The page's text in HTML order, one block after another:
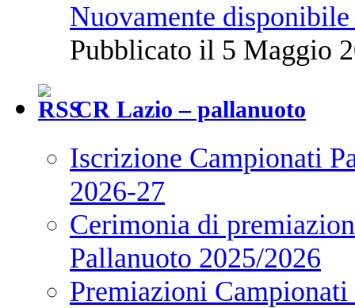
Nuovamente
Pubblicato il 5 Maggio
CR Lazio – pallanuoto
Iscrizione Campionati
2026-27
Cerimonia di
Pallanuoto 2025/2026
Premiazioni